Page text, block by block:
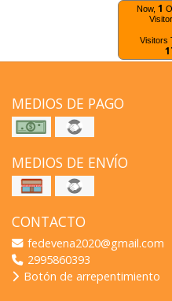
Now, 1
Visitors
MEDIOS DE PAGO
MEDIOS DE ENVÍO
CONTACTO
fedevena2020@gmail.com
2995860393
Botón de arrepentimiento